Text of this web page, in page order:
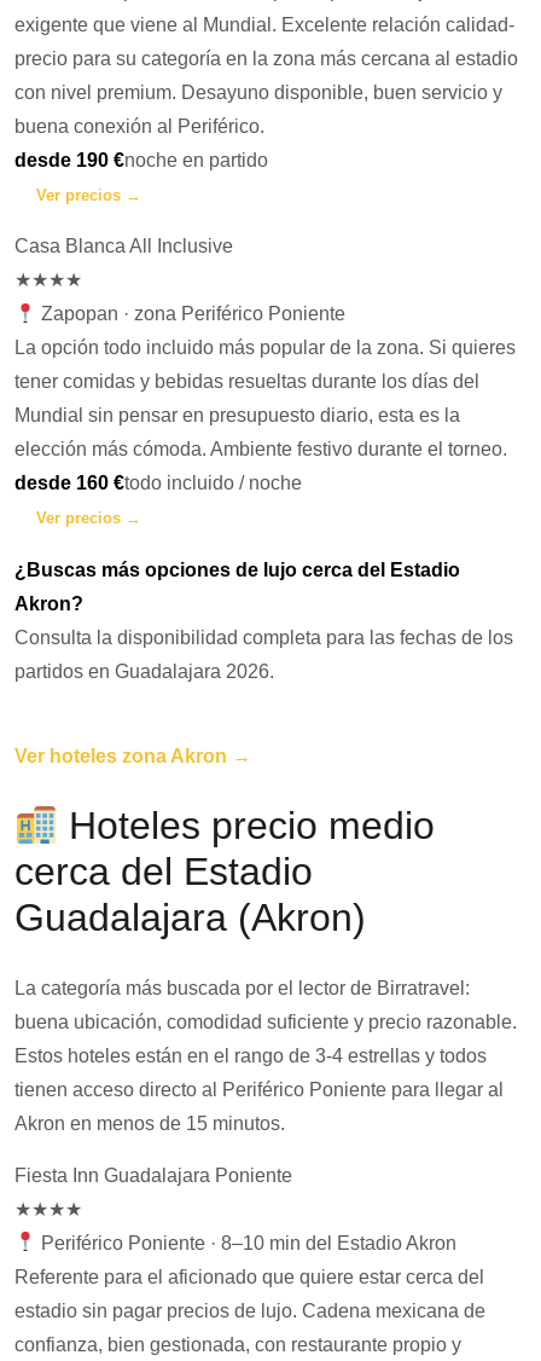
exigente que viene al Mundial. Excelente relación calidad-
precio para su categoría en la zona más cercana al estadio
con nivel premium. Desayuno disponible, buen servicio y
buena conexión al Periférico.
desde 190 €noche en partido
Ver precios →
Casa Blanca All Inclusive
★★★★
Zapopan · zona Periférico Poniente
La opción todo incluido más popular de la zona. Si quieres
tener comidas y bebidas resueltas durante los días del
Mundial sin pensar en presupuesto diario, esta es la
elección más cómoda. Ambiente festivo durante el torneo.
desde 160 €todo incluido / noche
Ver precios →
¿Buscas más opciones de lujo cerca del Estadio
Akron?
Consulta la disponibilidad completa para las fechas de los
partidos en Guadalajara 2026.
Ver hoteles zona Akron →
Hoteles precio medio
cerca del Estadio
Guadalajara (Akron)
La categoría más buscada por el lector de Birratravel:
buena ubicación, comodidad suficiente y precio razonable.
Estos hoteles están en el rango de 3-4 estrellas y todos
tienen acceso directo al Periférico Poniente para llegar al
Akron en menos de 15 minutos.
Fiesta Inn Guadalajara Poniente
★★★★
Periférico Poniente · 8–10 min del Estadio Akron
Referente para el aficionado que quiere estar cerca del
estadio sin pagar precios de lujo. Cadena mexicana de
confianza, bien gestionada, con restaurante propio y